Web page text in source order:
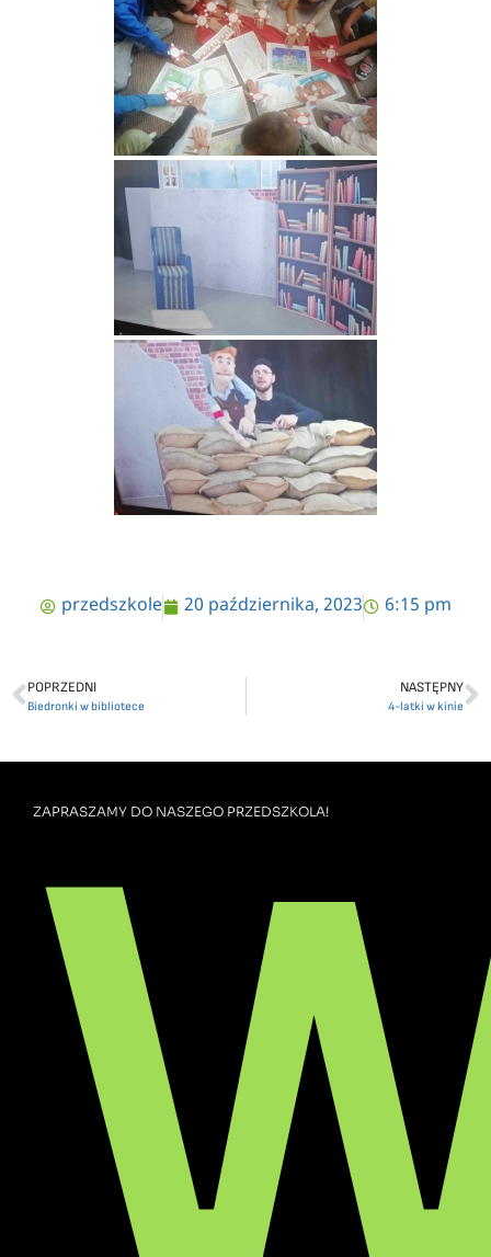
przedszkole 20 października, 2023 6:15 pm
POPRZEDNI
Biedronki w bibliotece
NASTĘPNY
4-latki w kinie
ZAPRASZAMY DO NASZEGO PRZEDSZKOLA!